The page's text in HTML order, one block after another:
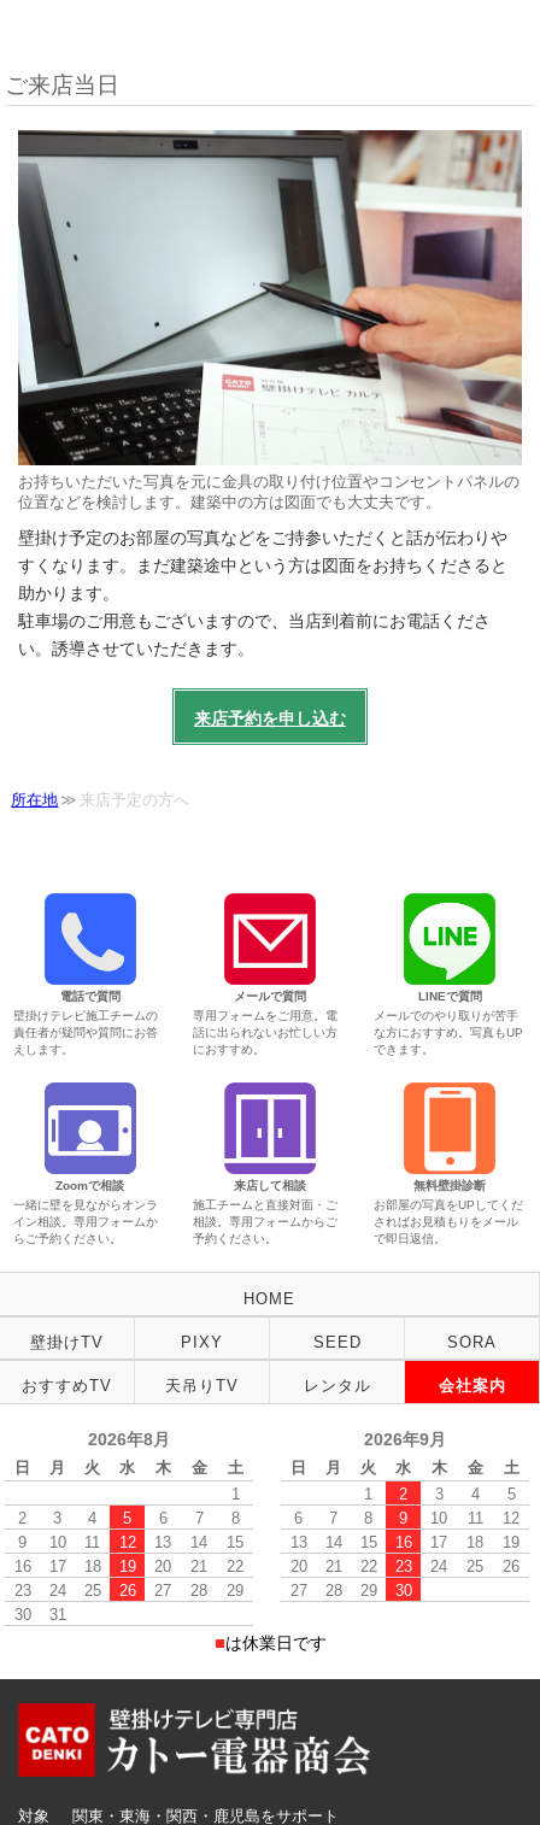
ご来店当日
お持ちいただいた写真を元に金具の取り付け位置やコンセントパネルの
位置などを検討します。建築中の方は図面でも大丈夫です。
壁掛け予定のお部屋の写真などをご持参いただくと話が伝わりや
すくなります。まだ建築途中という方は図面をお持ちくださると
助かります。
駐車場のご用意もございますので、当店到着前にお電話くださ
い。誘導させていただきます。
来店予約を申し込む
所在地 来店予定の方へ
電話で質問
壁掛けテレビ施工チームの
責任者が疑問や質問にお答
えします。
メールで質問
専用フォームをご用意。電
話に出られないお忙しい方
におすすめ。
LINEで質問
メールでのやり取りが苦手
な方におすすめ。写真もUP
できます。
Zoomで相談
一緒に壁を見ながらオンラ
イン相談。専用フォームか
らご予約ください。
来店して相談
施工チームと直接対面・ご
相談。専用フォームからご
予約ください。
無料壁掛診断
お部屋の写真をUPしてくだ
さればお見積もりをメール
で即日返信。
HOME
壁掛けTV PIXY SEED SORA
おすすめTV 天吊りTV レンタル 会社案内
2026年8月
日 月 火 水 木 金
土
1
2
3 4 5 6 7
8
9
10 11 12 13 14
15
16
17 18 19 20 21
22
23
24 25 26 27 28
29
30
31
2026年9月
日 月 火 水 木 金
土
1
2 3 4
5
6
7 8 9 10 11
12
13
14 15 16 17 18
19
20
21 22 23 24 25
26
27
28 29 30
■は休業日です
対象 関東・東海・関西・鹿児島をサポート